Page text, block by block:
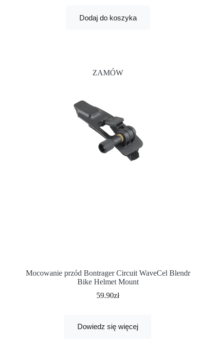
Dodaj do koszyka
ZAMÓW
Mocowanie przód Bontrager Circuit WaveCel Blendr
Bike Helmet Mount
59.90zł
Dowiedz się więcej